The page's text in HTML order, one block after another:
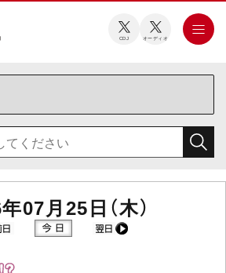
CDJ オーディオ
07月25日（木）